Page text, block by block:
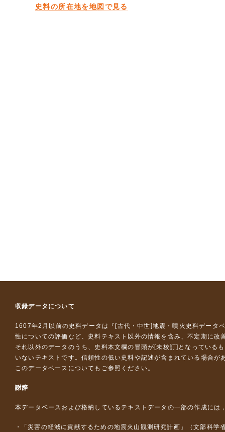
史料の所在地を地図で見る
収録データについて
1607年2月以前の史料データは『 [古代・中世]地震・噴火史料データ
性についての評価など、史料テキスト以外の情報を含み、不定期に改
それ以外のデータのうち、史料本文欄の冒頭が[未校訂]となっている
いないテキストです。信頼性の低い史料や記述が含まれている場合が
このデータベースについて もご参照ください。
謝辞
本データベースおよび格納しているテキストデータの一部の作成には
「災害の軽減に貢献するための地震火山観測研究計画」（文部科学